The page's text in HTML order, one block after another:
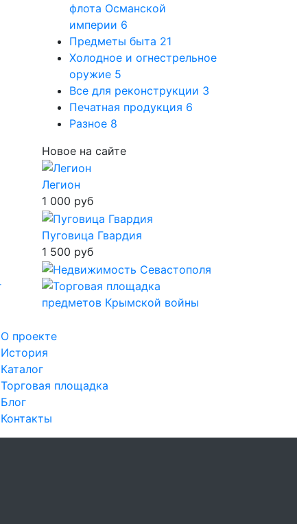
флота Османской
империи 6
Предметы быта 21
Холодное и огнестрельное
оружие 5
Все для реконструкции 3
Печатная продукция 6
Разное 8
Новое на сайте
Легион
1 000 руб
Пуговица Гвардия
1 500 руб
О проекте
История
Каталог
Торговая площадка
Блог
Контакты